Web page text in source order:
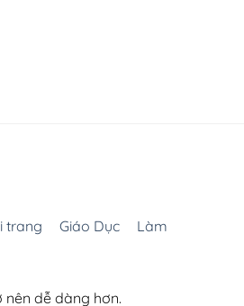
trang Giáo Dục
Làm
dễ dàng hơn.